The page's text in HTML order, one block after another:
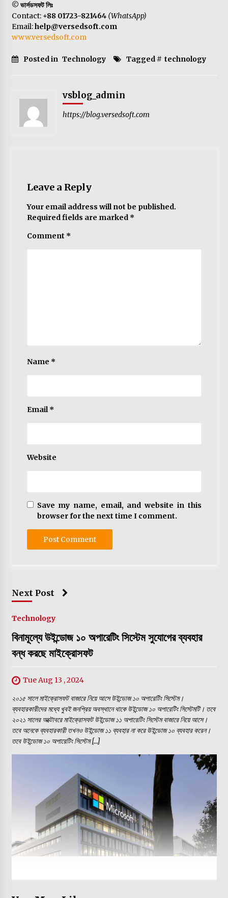
© ভার্সডসফট লিঃ
Contact: +88 01723-821464 (WhatsApp)
Email:help@versedsoft.com
www.versedsoft.com
Posted in Technology Tagged # technology
vsblog_admin
https://blog.versedsoft.com
Leave a Reply
Your email address will not be published.
Required fields are marked *
Comment *
Name *
Email*
Website
Save my name, email, and website in this
browser for the next time I comment.
Next Post
Technology
বিনামূল্যে উইন্ডোজ ১০ অপারেটিং সিস্টেম সুযোগের ব্যবহার
বন্ধ করছে মাইক্রোসফট
Tue Aug 13 , 2024
২০১৫ সালে মাইক্রোসফট বাজারে নিয়ে আসে উইন্ডোজ ১০ অপারেটিং সিস্টেম।
ব্যবহারকারীদের মধ্যে খুবই জনপ্রিয় অবস্থানে থাকে উইন্ডোজ ১০ অপারেটিং সিস্টেমটি। তবে
২০২১ সালের অক্টোবরে মাইক্রোসফট উইন্ডোজ ১১ অপারেটিং সিস্টেম বাজারে নিয়ে আসে।
তবে অনেকে ব্যবহারকারী তখনও উইন্ডোজ ১১ ব্যবহার না করে উইন্ডোজ ১০ ব্যবহার করেন।
তবে উইন্ডোজ ১০ অপারেটিং সিস্টেম […]